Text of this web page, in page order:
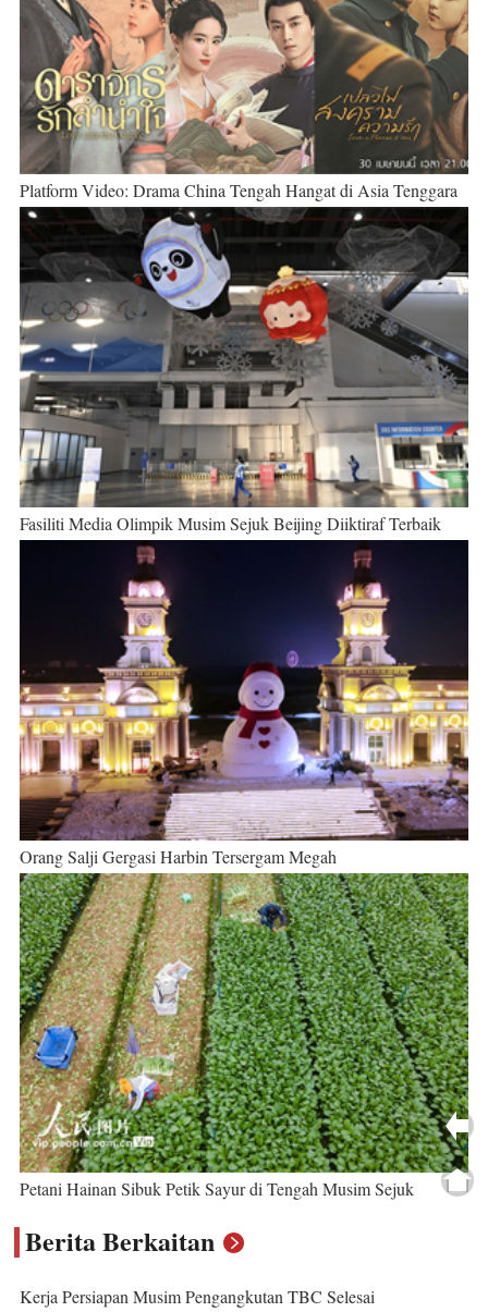
Platform Video: Drama China Tengah Hangat di Asia Tenggara
Fasiliti Media Olimpik Musim Sejuk Beijing Diiktiraf Terbaik
Orang Salji Gergasi Harbin Tersergam Megah
Petani Hainan Sibuk Petik Sayur di Tengah Musim Sejuk
Berita Berkaitan
Kerja Persiapan Musim Pengangkutan TBC Selesai